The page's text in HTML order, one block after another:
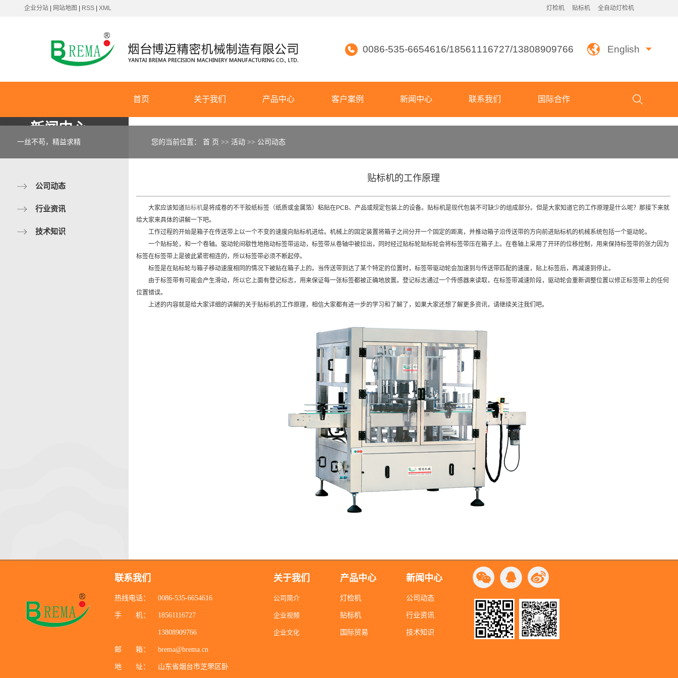
企业分站 网站地图 RSS XML 灯检机 贴标机 全自动灯检机
English
0086-535-6654616/18561116727/13808909766
首页 关于我们
公司简介
企业视频
产品中心
灯检机
贴标机
客户案例 新闻中心 联系我们 国际合作
新闻中心
一丝不苟，精益求精
公司动态
行业资讯
技术知识
您的当前位置： 首 页 >> 活动 >> 公司动态
贴标机的工作原理
大家应该知道贴标机是将成卷的不干胶纸标签（纸质或金属箔）粘贴在PCB、产品或规定包装上的设备。贴标机是现代包装不可缺少的组成部分。但是大家知道它的工作原理是什么呢？那接下来就
给大家来具体的讲解一下吧。
工作过程的开始是箱子在传送带上以一个不变的速度向贴标机进给。机械上的固定装置将箱子之间分开一个固定的距离，并推动箱子沿传送带的方向前进贴标机的机械系统包括一个驱动轮。
一个贴标轮，和一个卷轴。驱动轮间歇性地拖动标签带运动，标签带从卷轴中被拉出，同时经过贴标轮贴标轮会将标签带压在箱子上。在卷轴上采用了开环的位移控制，用来保持标签带的张力因为
标签在标签带上是彼此紧密相连的，所以标签带必须不断起停。
标签是在贴标轮与箱子移动速度相同的情况下被贴在箱子上的。当传送带到达了某个特定的位置时，标签带驱动轮会加速到与传送带匹配的速度，贴上标签后，再减速到停止。
由于标签带有可能会产生滑动，所以它上面有登记标志，用来保证每一张标签都被正确地放置。登记标志通过一个传感器来读取，在标签带减速阶段，驱动轮会重新调整位置以修正标签带上的任何
位置错误。
上述的内容就是给大家详细的讲解的关于贴标机的工作原理，相信大家都有进一步的学习和了解了，如果大家还想了解更多资讯，请继续关注我们吧。
联系我们
热线电话： 0086-535-6654616
手 机： 18561116727
13808909766
邮 箱： brema@brema.cn
地 址： 山东省烟台市芝罘区卧
关于我们
公司简介
企业视频
企业文化
产品中心
灯检机
贴标机
国际贸易
新闻中心
公司动态
行业资讯
技术知识